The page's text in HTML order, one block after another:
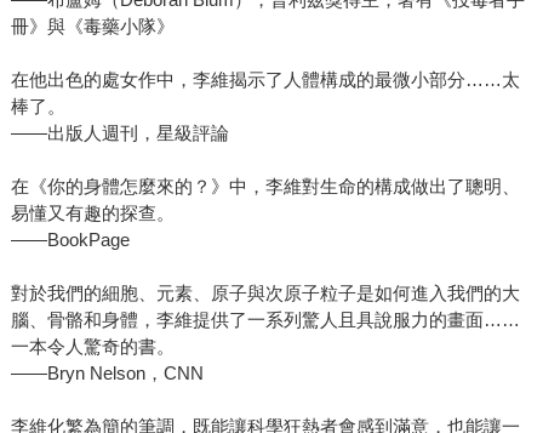
冊》與《毒藥小隊》
在他出色的處女作中，李維揭示了人體構成的最微小部分……太
棒了。
——出版人週刊，星級評論
在《你的身體怎麼來的？》中，李維對生命的構成做出了聰明、
易懂又有趣的探查。
——BookPage
對於我們的細胞、元素、原子與次原子粒子是如何進入我們的大
腦、骨骼和身體，李維提供了一系列驚人且具說服力的畫面……
一本令人驚奇的書。
——Bryn Nelson，CNN
李維化繁為簡的筆調，既能讓科學狂熱者會感到滿意，也能讓一